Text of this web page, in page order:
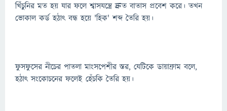
খিঁচুনির মত হয় যার ফলে শ্বাসযন্ত্রে দ্রুত বাতাস প্রবেশ করে। তখন
ভোকাল কর্ড হঠাৎ বন্ধ হয়ে 'হিক' শব্দ তৈরি হয়।
ফুসফুসের নীচের পাতলা মাংসপেশীর স্তর, যেটিকে ডায়াফ্রাম বলে,
হঠাৎ সংকোচনের ফলেই হেঁচকি তৈরি হয়।